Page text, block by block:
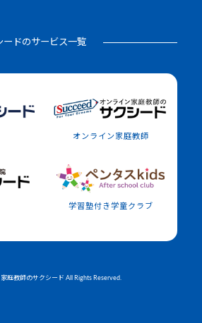
ードのサービス一覧
オンライン家庭教師
学習塾付き学童クラブ
庭教師のサクシード All Rights Reserved.